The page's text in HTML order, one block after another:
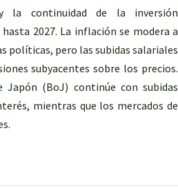
la continuidad de la inversión
2027. La inflación se modera a
políticas, pero las subidas salariales
subyacentes sobre los precios.
Japón (BoJ) continúe con subidas
mientras que los mercados de